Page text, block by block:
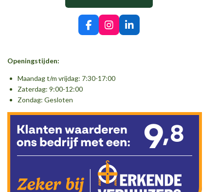
F
a
o
o
I
n
g
r
L
i
Openingstijden:
Maandag t/m vrijdag: 7:30-17:00
Zaterdag: 9:00-12:00
Zondag: Gesloten